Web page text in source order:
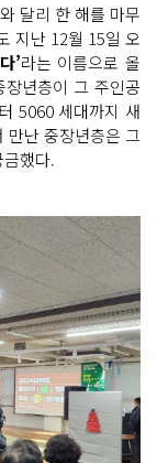
달리 한 해를 마무
지난 12월 15일 오
’라는 이름으로 올
년층이 그 주인공
5060 세대까지 새
만난 중장년층은 그
했다.